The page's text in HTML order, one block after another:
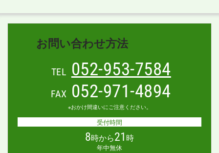
お問い合わせ方法
TEL 052-953-7584
FAX 052-971-4894
※おかけ間違いにご注意ください。
受付時間
8時から21 時
年中無休